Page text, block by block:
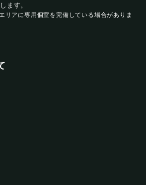
ます。
リアに専用個室を完備している場合がありま